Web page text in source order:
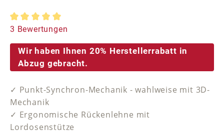
Durchschnittliche Bewertung von 5 von 5 Sternen
3 Bewertungen
Wir haben Ihnen 20% Herstellerrabatt in
Abzug gebracht.
✓ Punkt-Synchron-Mechanik - wahlweise mit 3D-
Mechanik
✓ Ergonomische Rückenlehne mit
Lordosenstütze